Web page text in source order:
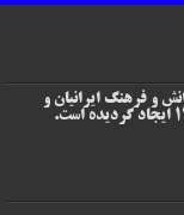
و فرهنگ ایرانیان و
خدمت رسانی به هم میهنان گرامی در چهارشنبه 1 بهمن 1394 ایجاد گردیده است.